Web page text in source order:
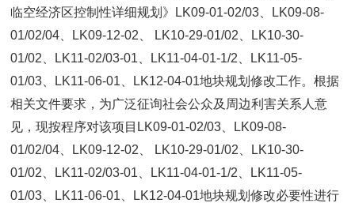
临空经济区控制性详细规划》LK09-01-02/03、LK09-08-
01/02/04、LK09-12-02、 LK10-29-01/02、LK10-30-
01/02、LK11-02/03-01、LK11-04-01-1/2、LK11-05-
01/03、LK11-06-01、LK12-04-01地块规划修改工作。根据
相关文件要求，为广泛征询社会公众及周边利害关系人意
见，现按程序对该项目LK09-01-02/03、LK09-08-
01/02/04、LK09-12-02、 LK10-29-01/02、LK10-30-
01/02、LK11-02/03-01、LK11-04-01-1/2、LK11-05-
01/03、LK11-06-01、LK12-04-01地块规划修改必要性进行